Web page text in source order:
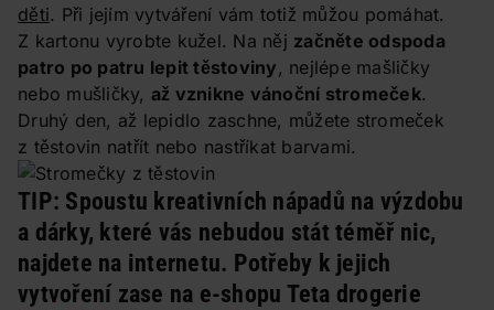
děti. Při jejím vytváření vám totiž můžou pomáhat.
Z kartonu vyrobte kužel. Na něj začněte odspoda
patro po patru lepit těstoviny, nejlépe mašličky
nebo mušličky, až vznikne vánoční stromeček.
Druhý den, až lepidlo zaschne, můžete stromeček
z těstovin natřít nebo nastříkat barvami.
TIP: Spoustu kreativních nápadů na výzdobu
a dárky, které vás nebudou stát téměř nic,
najdete na internetu. Potřeby k jejich
vytvoření zase na e-shopu Teta drogerie